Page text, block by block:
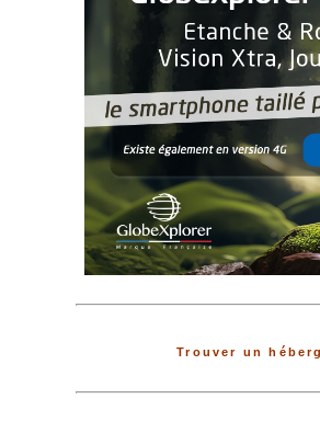
Trouver un